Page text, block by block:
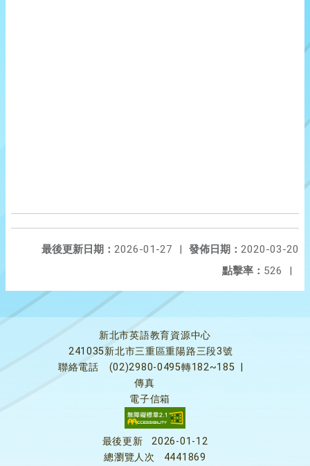
發佈日期： 2020-03-20
最後更新日期： 2026-01-27
|
點擊率： 526 |
新北市英語教育資源中心
241035新北市三重區重陽路三段3號
聯絡電話
(02)2980-0495轉182~185
傳真
電子信箱
最後更新
2026-01-12
總瀏覽人次
4441869